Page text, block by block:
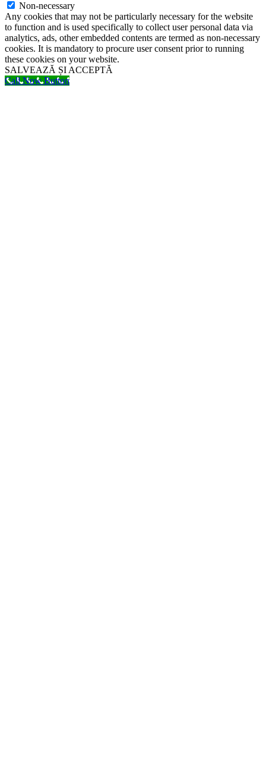
Non-necessary
Any cookies that may not be particularly necessary for the website
to function and is used specifically to collect user personal data via
analytics, ads, other embedded contents are termed as non-necessary
cookies. It is mandatory to procure user consent prior to running
these cookies on your website.
SALVEAZĂ ȘI ACCEPTĂ
Call Now Button